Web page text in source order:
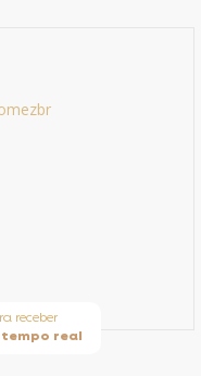
receber
tempo real